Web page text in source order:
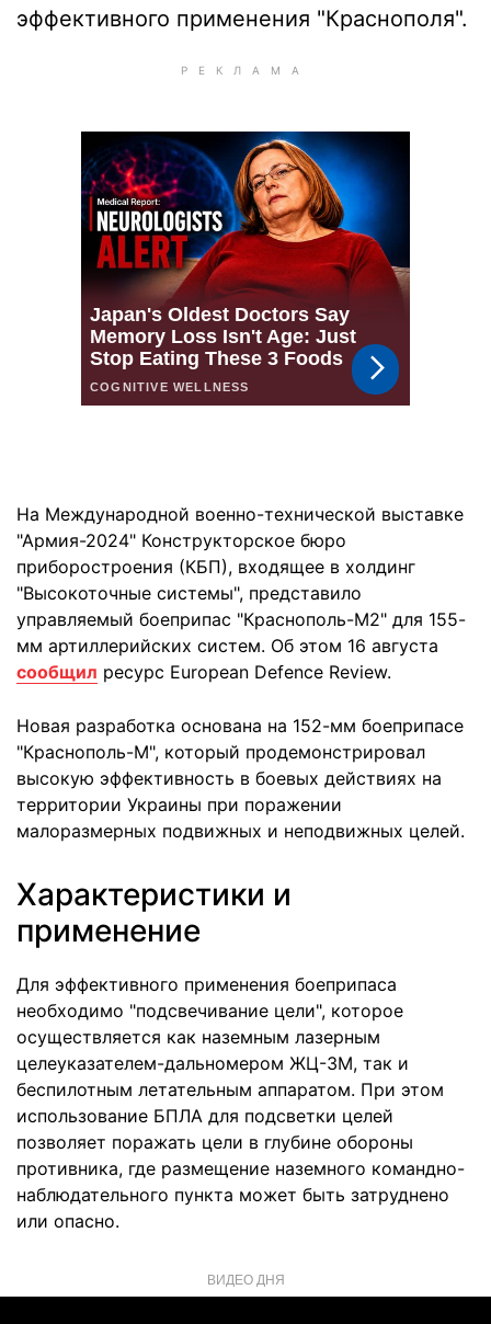
эффективного применения "Краснополя".
На Международной военно-технической выставке
"Армия-2024" Конструкторское бюро
приборостроения (КБП), входящее в холдинг
"Высокоточные системы", представило
управляемый боеприпас "Краснополь-М2" для 155-
мм артиллерийских систем. Об этом 16 августа
сообщил ресурс European Defence Review.
Новая разработка основана на 152-мм боеприпасе
"Краснополь-М", который продемонстрировал
высокую эффективность в боевых действиях на
территории Украины при поражении
малоразмерных подвижных и неподвижных целей.
Характеристики и
применение
Для эффективного применения боеприпаса
необходимо "подсвечивание цели", которое
осуществляется как наземным лазерным
целеуказателем-дальномером ЖЦ-3М, так и
беспилотным летательным аппаратом. При этом
использование БПЛА для подсветки целей
позволяет поражать цели в глубине обороны
противника, где размещение наземного командно-
наблюдательного пункта может быть затруднено
или опасно.
ВИДЕО ДНЯ